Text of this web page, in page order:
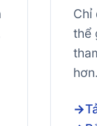
Chỉ
thể
hơn.